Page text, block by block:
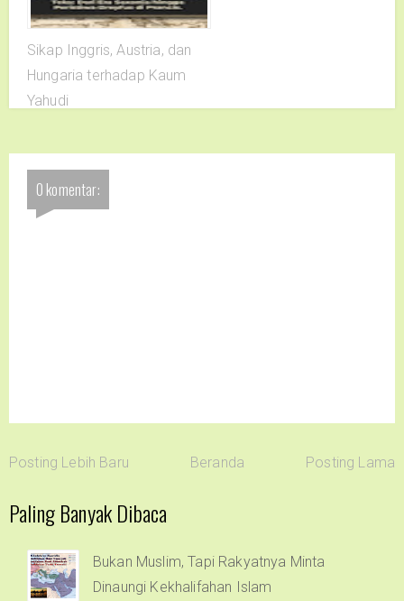
Sikap Inggris, Austria, dan
Hungaria terhadap Kaum
Yahudi
0 komentar:
Posting Lebih Baru Beranda Posting Lama
Paling Banyak Dibaca
Bukan Muslim, Tapi Rakyatnya Minta
Dinaungi Kekhalifahan Islam